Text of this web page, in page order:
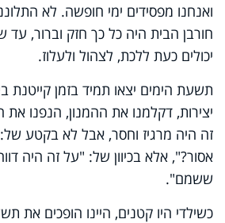
ואנחנו מפסידים ימי חופשה. לא
חורבן הבית היה כל כך חזק וברור, עד
יכולים כעת ללכת, לצהול ולעלוז.
תשעת הימים יצאו תמיד בזמן קייטנת
יצירות, דקלמנו את ההמנון, הנפנו
זה היה מרגיז וחסר, אבל לא בקטע
אסור?", אלא בכיוון של: "על זה היה
ששמם".
כשילדי היו קטנים, היינו הופכים את